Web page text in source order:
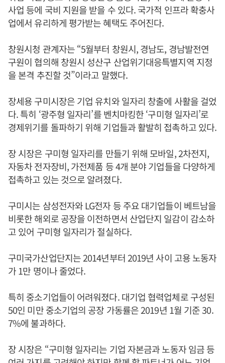
사업 등에 국비 지원을 받을 수 있다. 국가적 인프라 확충사
업에서 유리하게 평가받는 혜택도 주어진다.
창원시청 관계자는 “5월부터 창원시, 경남도, 경남발전연
구원이 협의해 창원시 성산구 산업위기대응특별지역 지정
을 본격 추진할 것”이라고 말했다.
장세용 구미시장은 기업 유치와 일자리 창출에 사활을 걸었
다. 특히 ‘광주형 일자리’를 벤치마킹한 ‘구미형 일자리’로
경제위기를 돌파하기 위해 기업들과 활발히 접촉하고 있다.
장 시장은 구미형 일자리를 만들기 위해 모바일, 2차전지,
자동차 전자장비, 가전제품 등 4개 분야 기업들을 다양하게
접촉하고 있는 것으로 알려졌다.
구미시는 삼성전자와 LG전자 등 주요 대기업들이 베트남을
비롯한 해외로 공장을 이전하면서 산업단지 일감이 감소하
고 있어 구미형 일자리가 절실하다.
구미국가산업단지는 2014년부터 2019년 사이 고용 노동자
가 1만 명이나 줄었다.
특히 중소기업들이 어려워졌다. 대기업 협력업체로 구성된
50인 미만 중소기업의 공장 가동률은 2019년 1월 기준 30.
7%에 불과하다.
장 시장은 “구미형 일자리는 기업 자본금과 노동자 임금 등